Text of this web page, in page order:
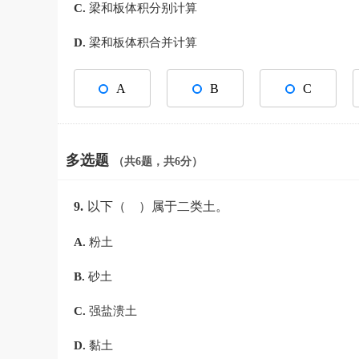
C. 梁和板体积分别计算
D. 梁和板体积合并计算
A B C
多选题 （共6题，共6分）
9. 以下（ ）属于二类土。
A. 粉土
B. 砂土
C. 强盐溃土
D. 黏土